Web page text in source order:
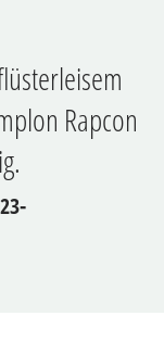
Rapcon